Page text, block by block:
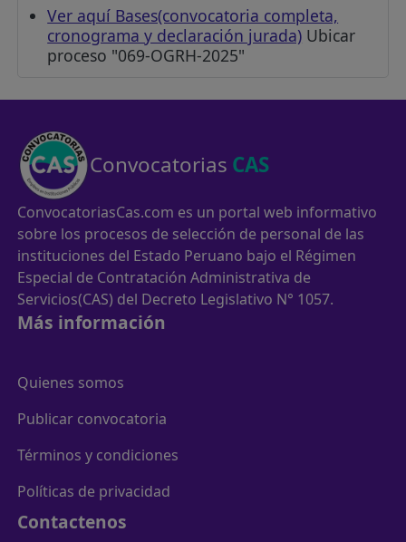
Ver aquí Bases(convocatoria completa,
cronograma y declaración jurada) Ubicar
proceso "069-OGRH-2025"
Convocatorias CAS
ConvocatoriasCas.com es un portal web informativo
sobre los procesos de selección de personal de las
instituciones del Estado Peruano bajo el Régimen
Especial de Contratación Administrativa de
Servicios(CAS) del Decreto Legislativo N° 1057.
Más información
Quienes somos
Publicar convocatoria
Términos y condiciones
Políticas de privacidad
Contactenos